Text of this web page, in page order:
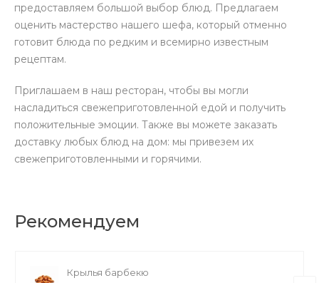
предоставляем большой выбор блюд. Предлагаем
оценить мастерство нашего шефа, который отменно
готовит блюда по редким и всемирно известным
рецептам.
Приглашаем в наш ресторан, чтобы вы могли
насладиться свежеприготовленной едой и получить
положительные эмоции. Также вы можете заказать
доставку любых блюд на дом: мы привезем их
свежеприготовленными и горячими.
Рекомендуем
Крылья барбекю